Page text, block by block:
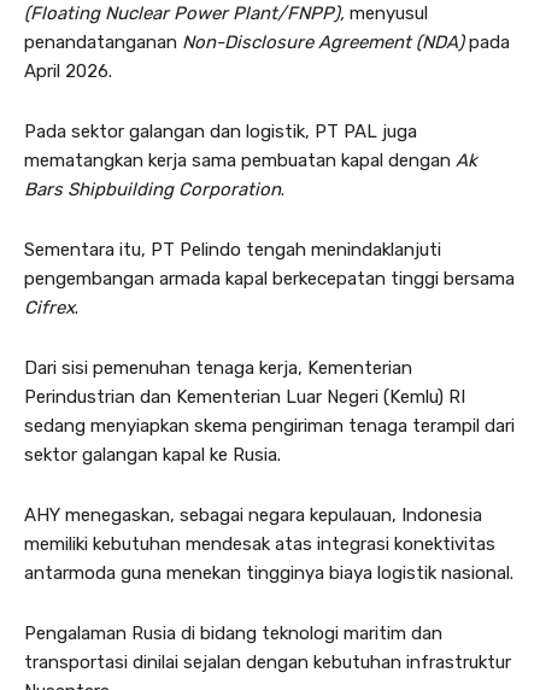
(Floating Nuclear Power Plant/FNPP), menyusul
penandatanganan Non-Disclosure Agreement (NDA)pada
April 2026.
Pada sektor galangan dan logistik, PT PAL juga
mematangkan kerja sama pembuatan kapal dengan Ak
Bars Shipbuilding Corporation.
Sementara itu, PT Pelindo tengah menindaklanjuti
pengembangan armada kapal berkecepatan tinggi bersama
Cifrex.
Dari sisi pemenuhan tenaga kerja, Kementerian
Perindustrian dan Kementerian Luar Negeri (Kemlu) RI
sedang menyiapkan skema pengiriman tenaga terampil dari
sektor galangan kapal ke Rusia.
AHY menegaskan, sebagai negara kepulauan, Indonesia
memiliki kebutuhan mendesak atas integrasi konektivitas
antarmoda guna menekan tingginya biaya logistik nasional.
Pengalaman Rusia di bidang teknologi maritim dan
transportasi dinilai sejalan dengan kebutuhan infrastruktur